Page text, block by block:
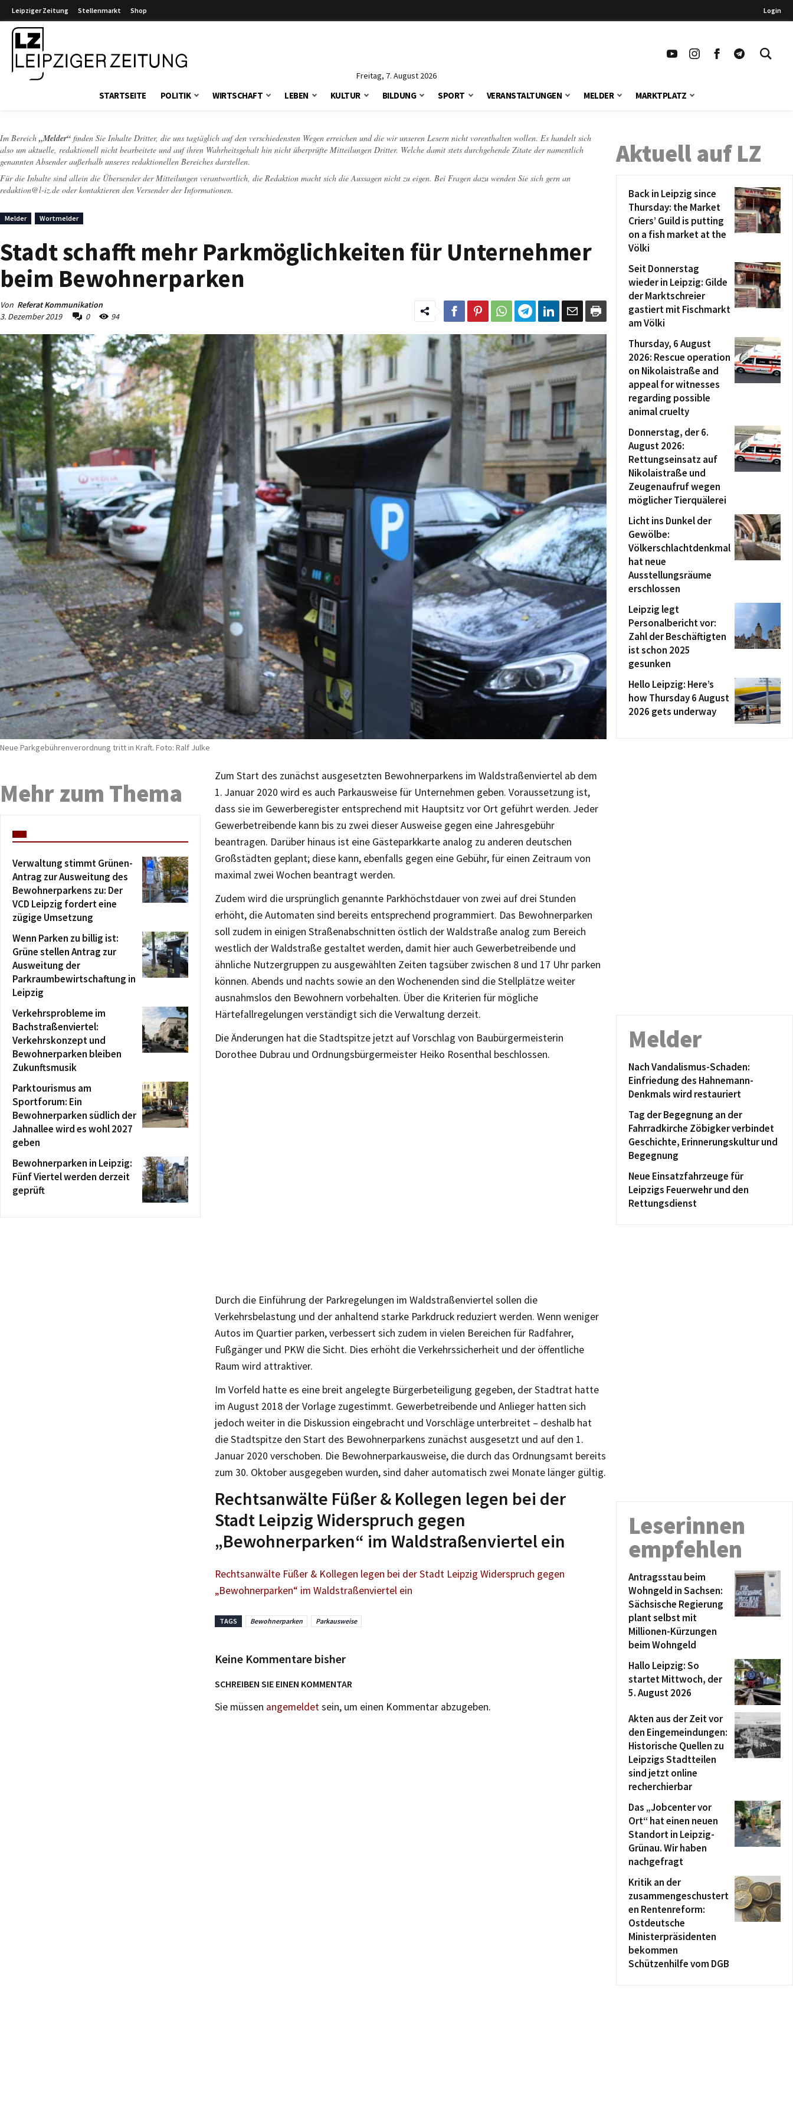
Leipziger Zeitung Stellenmarkt Shop Login
Freitag, 7. August 2026
STARTSEITE POLITIK WIRTSCHAFT LEBEN KULTUR BILDUNG SPORT VERANSTALTUNGEN MELDER MARKTPLATZ
Im Bereich „Melder“ finden Sie Inhalte Dritter, die uns tagtäglich auf den verschiedensten Wegen erreichen und die wir unseren Lesern nicht vorenthalten wollen. Es handelt sich
also um aktuelle, redaktionell nicht bearbeitete und auf ihren Wahrheitsgehalt hin nicht überprüfte Mitteilungen Dritter. Welche damit stets durchgehende Zitate der namentlich
genannten Absender außerhalb unseres redaktionellen Bereiches darstellen.
Für die Inhalte sind allein die Übersender der Mitteilungen verantwortlich, die Redaktion macht sich die Aussagen nicht zu eigen. Bei Fragen dazu wenden Sie sich gern an
redaktion@l-iz.de oder kontaktieren den Versender der Informationen.
Melder Wortmelder
Stadt schafft mehr Parkmöglichkeiten für Unternehmer
beim Bewohnerparken
Von Referat Kommunikation
3. Dezember 2019
0 94
Neue Parkgebührenverordnung tritt in Kraft. Foto: Ralf Julke
Zum Start des zunächst ausgesetzten Bewohnerparkens im Waldstraßenviertel ab dem
1. Januar 2020 wird es auch Parkausweise für Unternehmen geben. Voraussetzung ist,
dass sie im Gewerberegister entsprechend mit Hauptsitz vor Ort geführt werden. Jeder
Gewerbetreibende kann bis zu zwei dieser Ausweise gegen eine Jahresgebühr
beantragen. Darüber hinaus ist eine Gästeparkkarte analog zu anderen deutschen
Großstädten geplant; diese kann, ebenfalls gegen eine Gebühr, für einen Zeitraum von
maximal zwei Wochen beantragt werden.
Zudem wird die ursprünglich genannte Parkhöchstdauer von zwei auf drei Stunden
erhöht, die Automaten sind bereits entsprechend programmiert. Das Bewohnerparken
soll zudem in einigen Straßenabschnitten östlich der Waldstraße analog zum Bereich
westlich der Waldstraße gestaltet werden, damit hier auch Gewerbetreibende und
ähnliche Nutzergruppen zu ausgewählten Zeiten tagsüber zwischen 8 und 17 Uhr parken
können. Abends und nachts sowie an den Wochenenden sind die Stellplätze weiter
ausnahmslos den Bewohnern vorbehalten. Über die Kriterien für mögliche
Härtefallregelungen verständigt sich die Verwaltung derzeit.
Die Änderungen hat die Stadtspitze jetzt auf Vorschlag von Baubürgermeisterin
Dorothee Dubrau und Ordnungsbürgermeister Heiko Rosenthal beschlossen.
Durch die Einführung der Parkregelungen im Waldstraßenviertel sollen die
Verkehrsbelastung und der anhaltend starke Parkdruck reduziert werden. Wenn weniger
Autos im Quartier parken, verbessert sich zudem in vielen Bereichen für Radfahrer,
Fußgänger und PKW die Sicht. Dies erhöht die Verkehrssicherheit und der öffentliche
Raum wird attraktiver.
Im Vorfeld hatte es eine breit angelegte Bürgerbeteiligung gegeben, der Stadtrat hatte
im August 2018 der Vorlage zugestimmt. Gewerbetreibende und Anlieger hatten sich
jedoch weiter in die Diskussion eingebracht und Vorschläge unterbreitet – deshalb hat
die Stadtspitze den Start des Bewohnerparkens zunächst ausgesetzt und auf den 1.
Januar 2020 verschoben. Die Bewohnerparkausweise, die durch das Ordnungsamt bereits
zum 30. Oktober ausgegeben wurden, sind daher automatisch zwei Monate länger gültig.
Rechtsanwälte Füßer & Kollegen legen bei der
Stadt Leipzig Widerspruch gegen
„Bewohnerparken“ im Waldstraßenviertel ein
Rechtsanwälte Füßer & Kollegen legen bei der Stadt Leipzig Widerspruch gegen
„Bewohnerparken“ im Waldstraßenviertel ein
TAGS Bewohnerparken Parkausweise
Keine Kommentare bisher
SCHREIBEN SIE EINEN KOMMENTAR
Sie müssen angemeldetsein, um einen Kommentar abzugeben.
Mehr zum Thema
Verwaltung stimmt Grünen-
Antrag zur Ausweitung des
Bewohnerparkens zu: Der
VCD Leipzig fordert eine
zügige Umsetzung
Wenn Parken zu billig ist:
Grüne stellen Antrag zur
Ausweitung der
Parkraumbewirtschaftung in
Leipzig
Verkehrsprobleme im
Bachstraßenviertel:
Verkehrskonzept und
Bewohnerparken bleiben
Zukunftsmusik
Parktourismus am
Sportforum: Ein
Bewohnerparken südlich der
Jahnallee wird es wohl 2027
geben
Bewohnerparken in Leipzig:
Fünf Viertel werden derzeit
geprüft
Aktuell auf LZ
Back in Leipzig since
Thursday: the Market
Criers’ Guild is putting
on a fish market at the
Völki
Seit Donnerstag
wieder in Leipzig: Gilde
der Marktschreier
gastiert mit Fischmarkt
am Völki
Thursday, 6 August
2026: Rescue operation
on Nikolaistraße and
appeal for witnesses
regarding possible
animal cruelty
Donnerstag, der 6.
August 2026:
Rettungseinsatz auf
Nikolaistraße und
Zeugenaufruf wegen
möglicher Tierquälerei
Licht ins Dunkel der
Gewölbe:
Völkerschlachtdenkmal
hat neue
Ausstellungsräume
erschlossen
Leipzig legt
Personalbericht vor:
Zahl der Beschäftigten
ist schon 2025
gesunken
Hello Leipzig: Here’s
how Thursday 6 August
2026 gets underway
Melder
Nach Vandalismus-Schaden:
Einfriedung des Hahnemann-
Denkmals wird restauriert
Tag der Begegnung an der
Fahrradkirche Zöbigker verbindet
Geschichte, Erinnerungskultur und
Begegnung
Neue Einsatzfahrzeuge für
Leipzigs Feuerwehr und den
Rettungsdienst
Leserinnen
empfehlen
Antragsstau beim
Wohngeld in Sachsen:
Sächsische Regierung
plant selbst mit
Millionen-Kürzungen
beim Wohngeld
Hallo Leipzig: So
startet Mittwoch, der
5. August 2026
Akten aus der Zeit vor
den Eingemeindungen:
Historische Quellen zu
Leipzigs Stadtteilen
sind jetzt online
recherchierbar
Das „Jobcenter vor
Ort“ hat einen neuen
Standort in Leipzig-
Grünau. Wir haben
nachgefragt
Kritik an der
zusammengeschustert
en Rentenreform:
Ostdeutsche
Ministerpräsidenten
bekommen
Schützenhilfe vom DGB